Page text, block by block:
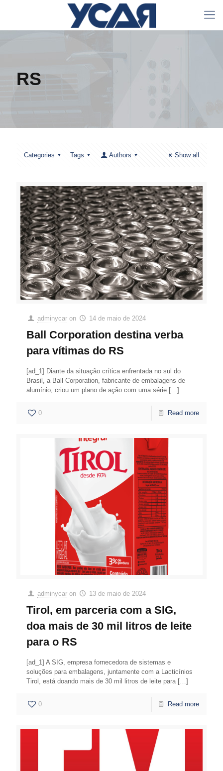
RS
Categories Tags Authors Show all
adminycar on 14 de maio de 2024
Ball Corporation destina verba
para vítimas do RS
[ad_1] Diante da situação crítica enfrentada no sul do
Brasil, a Ball Corporation, fabricante de embalagens de
alumínio, criou um plano de ação com uma série […]
0 Read more
adminycar on 13 de maio de 2024
Tirol, em parceria com a SIG,
doa mais de 30 mil litros de leite
para o RS
[ad_1] A SIG, empresa fornecedora de sistemas e
soluções para embalagens, juntamente com a Lacticínios
Tirol, está doando mais de 30 mil litros de leite para […]
0 Read more